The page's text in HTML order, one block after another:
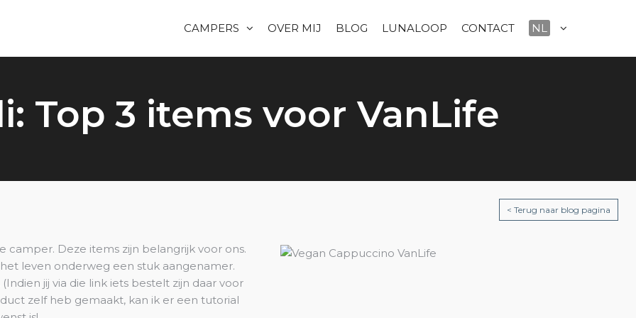
CAMPERS OVER MIJ BLOG LUNALOOP CONTACT NL
Top 3 items voor VanLife
< Terug naar blog pagina
camper. Deze items zijn belangrijk voor ons.
leven onderweg een stuk aangenamer.
jij via die link iets bestelt zijn daar voor
zelf heb gemaakt, kan ik er een tutorial